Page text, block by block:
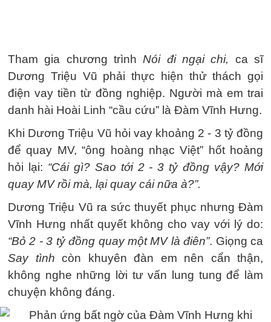
Tham gia chương trìnhNói đi ngại chi,
ca sĩ
Dương Triệu Vũ phải thực hiện thử thách gọi
điện vay tiền từ đồng nghiệp. Người mà em trai
danh hài Hoài Linh “cầu cứu” là Đàm Vĩnh Hưng.
Khi Dương Triệu Vũ hỏi vay khoảng 2 - 3 tỷ đồng
để quay MV, “ông hoàng nhạc Việt” hốt hoảng
hỏi lại: “Cái gì? Sao tới 2 - 3 tỷ đồng vậy? Mới
quay MV rồi mà, lại quay cái nữa à?”.
Dương Triệu Vũ ra sức thuyết phục nhưng Đàm
Vĩnh Hưng nhất quyết không cho vay với lý do:
“Bỏ 2 - 3 tỷ đồng quay một MV là điên”. Giọng ca
Say tình còn khuyên đàn em nên cẩn thận,
không nghe những lời tư vấn lung tung để làm
chuyện không đáng.